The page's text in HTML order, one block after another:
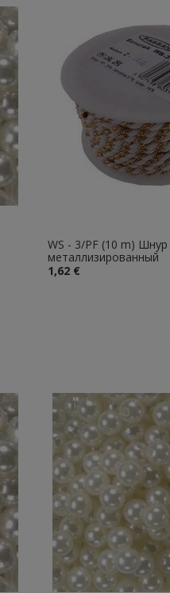
WS - 3/PF (10 m) Шнур
металлизированный
1,62 €